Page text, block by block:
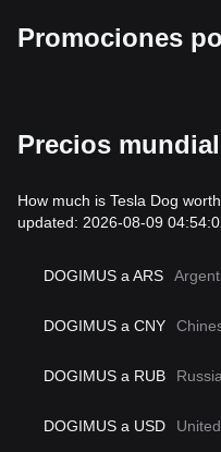
Promociones
Precios
How much is Tesla Dog
updated: 2026-08-09
DOGIMUS a ARS
DOGIMUS a CNY
DOGIMUS a RUB
DOGIMUS a USD